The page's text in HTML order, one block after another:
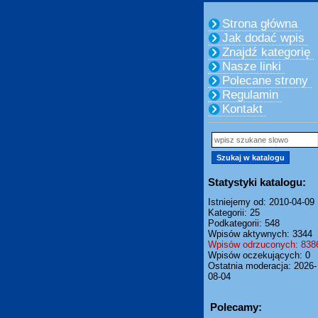
Strona główna
Jak dodać wpis
Znajdź kategorię
Nasze linki
Polecane strony
Regulamin
Kontakt
Statystyki katalogu:
Istniejemy od: 2010-04-09
Kategorii: 25
Podkategorii: 548
Wpisów aktywnych: 3344
Wpisów odrzuconych:
Wpisów oczekujących: 0
Ostatnia moderacja: 2026-
08-04
Polecamy: